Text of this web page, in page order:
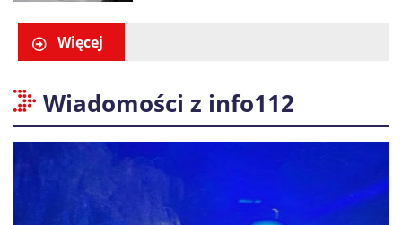
Więcej
Wiadomości z info112